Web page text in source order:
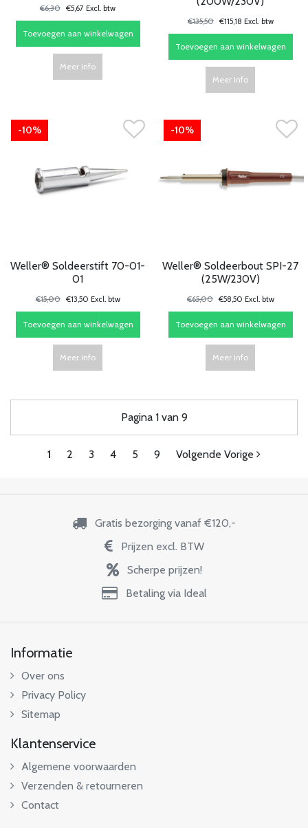
€6,30 €5,67 Excl. btw
Toevoegen aan winkelwagen
Meer info
€135,50 €115,18 Excl. btw
Toevoegen aan winkelwagen
Meer info
-10%
Weller® Soldeerstift 70-01-
01
€15,00 €13,50 Excl. btw
Toevoegen aan winkelwagen
Meer info
-10%
Weller® Soldeerbout SPI-27
(25W/230V)
€65,00 €58,50 Excl. btw
Toevoegen aan winkelwagen
Meer info
Pagina 1 van 9
1 2 3 4 5 9 Volgende Vorige
Gratis bezorging vanaf €120,-
Prijzen excl. BTW
Scherpe prijzen!
Betaling via Ideal
Informatie
Over ons
Privacy Policy
Sitemap
Klantenservice
Algemene voorwaarden
Verzenden & retourneren
Contact